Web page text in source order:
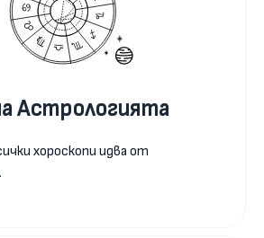
Астрологията
хороскопи идва от